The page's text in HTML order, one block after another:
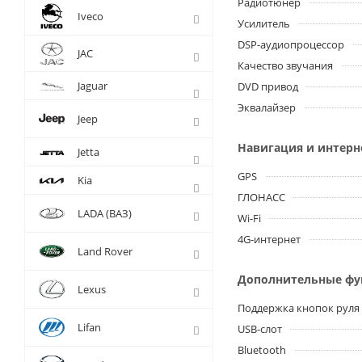
Усилитель
DSP-аудиопроцессор
Качество звучания
DVD привод
Эквалайзер
Навигация и
GPS
ГЛОНАСС
Wi-Fi
4G-интернет
Дополнительные
Поддержка кнопок руля
USB-слот
Bluetooth
Iveco
JAC
Jaguar
Jeep
Jetta
Kia
LADA (ВАЗ)
Land Rover
Lexus
Lifan